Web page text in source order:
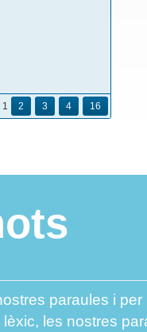
1 2 3 4 16
paraules i
les nostres